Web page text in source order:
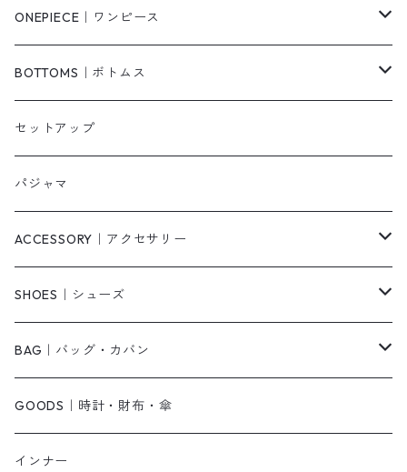
シャツ/ブラウス
ベスト/チョッキ
タンクトップ/キャミソール
スウェット/パーカー
ニット/セーター
ベアトップ・チューブトップ
その他
ジャケット/ブルゾン
コート
カーディガン
ダウンコート
その他
ONEPIECE｜ワンピース
柄
無地
ニットワンピース
ロングワンピース
シャツワンピース
キャミワンピース
オールインワン・サロペット
ジャンパースカート
BOTTOMS｜ボトムス
パンツ・デニム
ショートパンツ
スカート
その他
セットアップ
パジャマ
ACCESSORY｜アクセサリー
ピアス・リング
ネックレス
ベルト
ブレスレット
SHOES｜シューズ
パンプス
サンダル
ショートブーツ・ブーティ
BAG｜バッグ・カバン
ショルダーバッグ
ハンドバッグ
GOODS｜時計・財布・傘
インナー